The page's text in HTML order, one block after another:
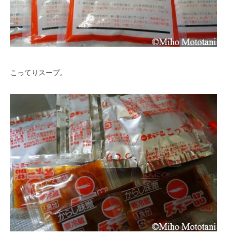
こってりスープ。